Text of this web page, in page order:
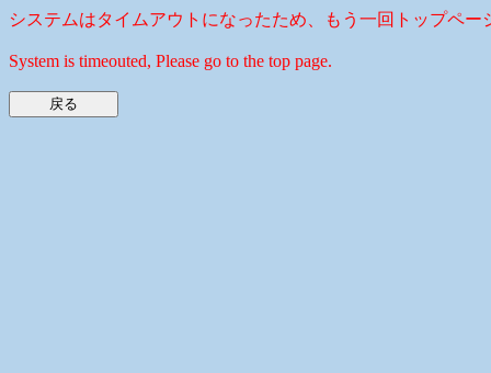
システムはタイムアウトになったため、もう一回トップペー
System is timeouted, Please go to the top page.